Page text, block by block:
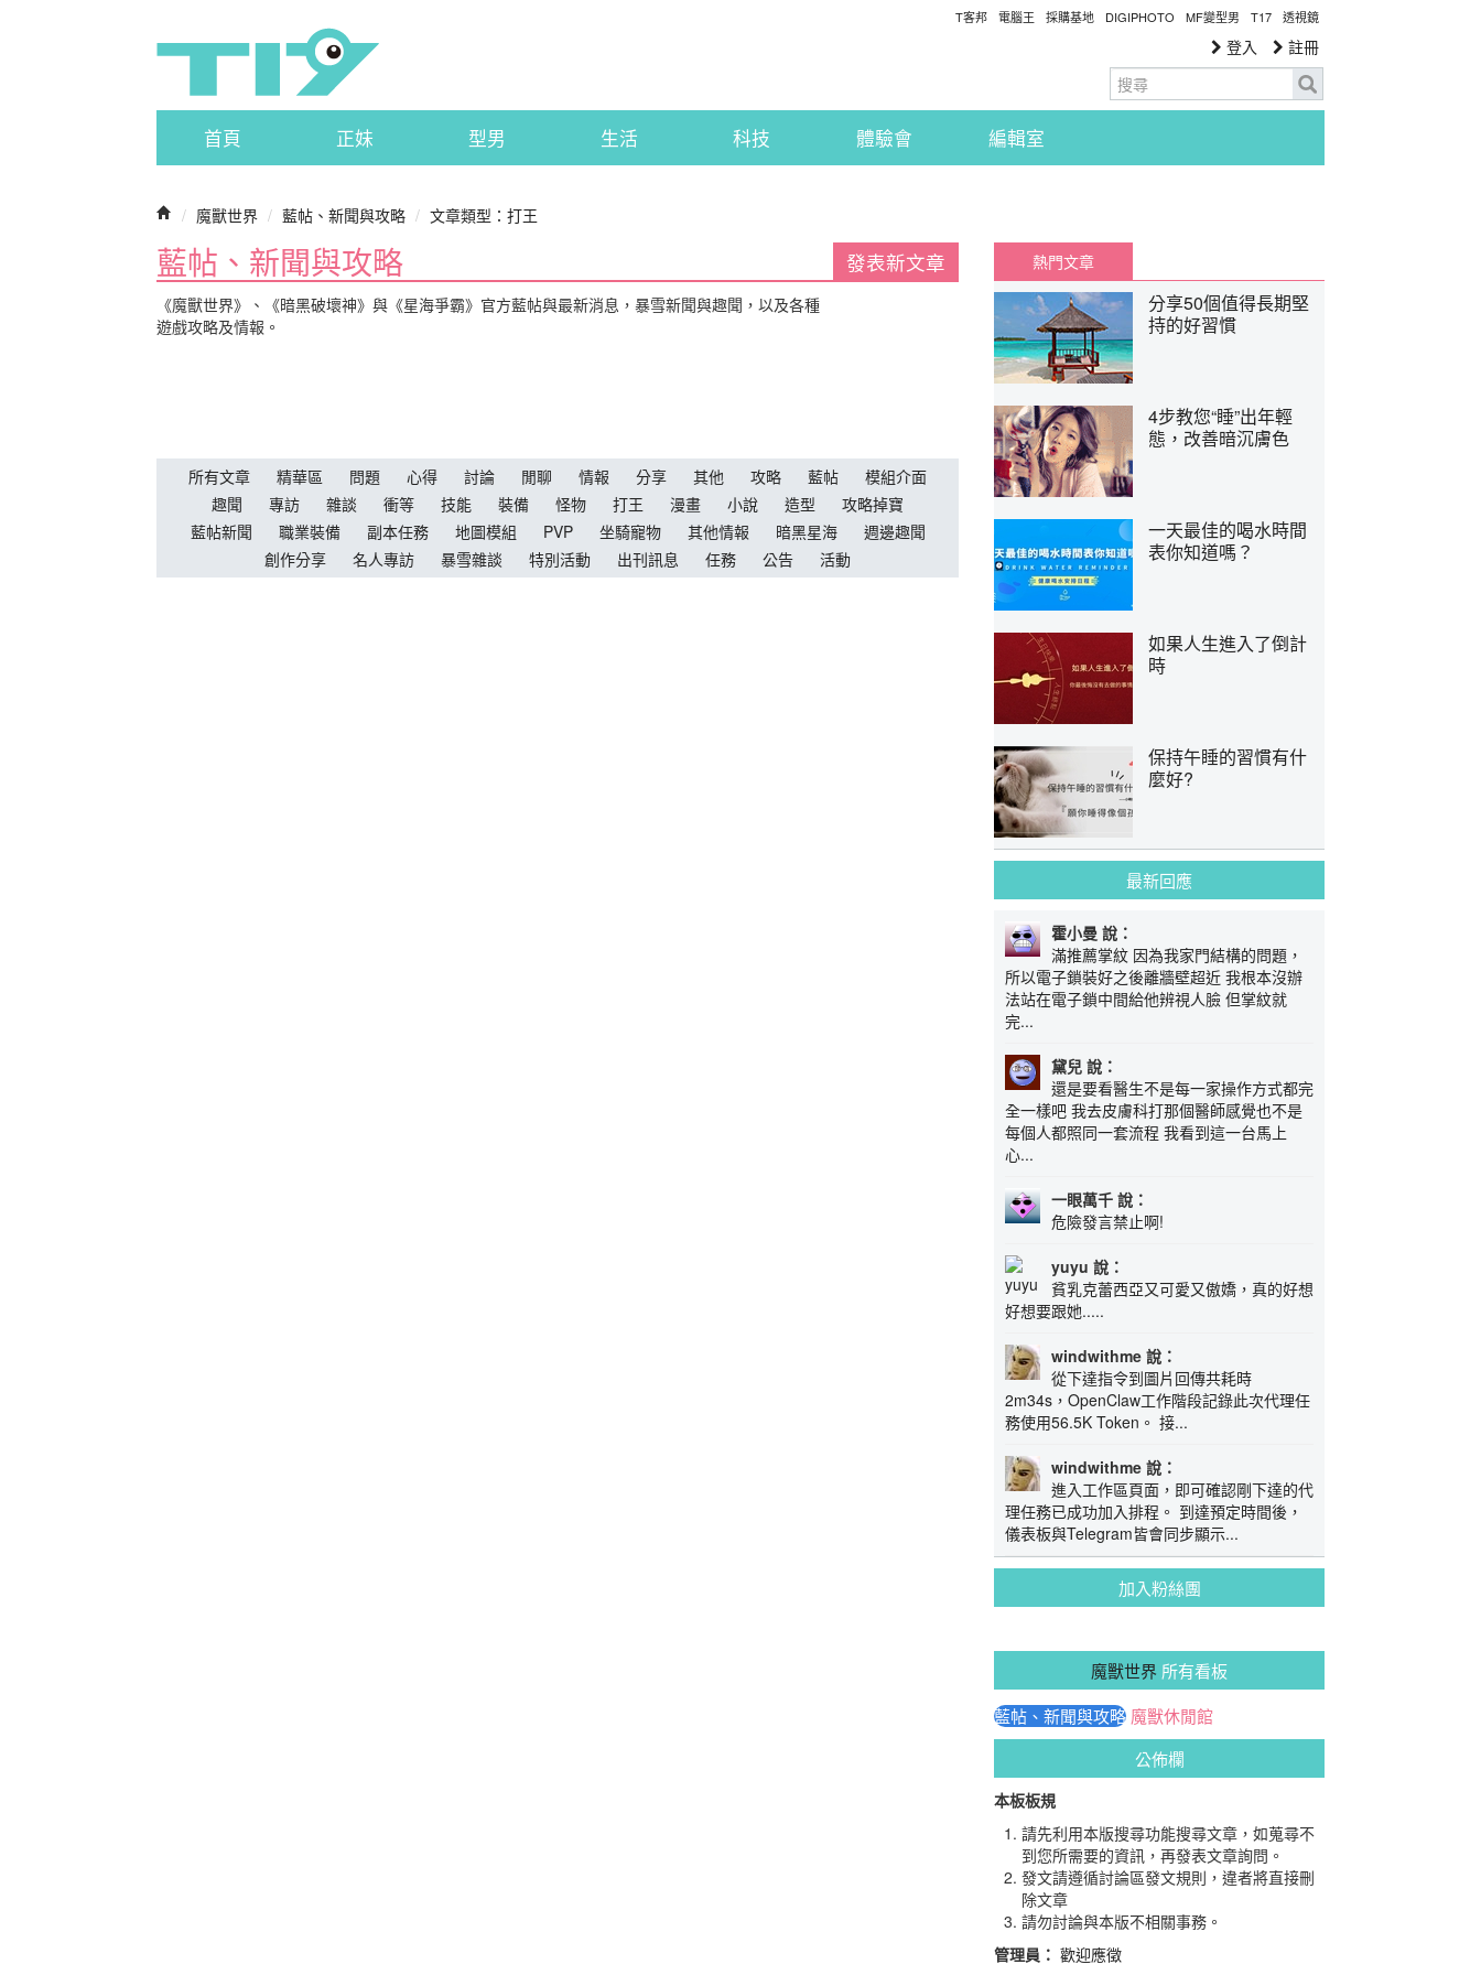
T客邦 電腦王 採購基地 DIGIPHOTO MF變型男 T17 透視鏡
登入 註冊
首頁 正妹 型男 生活 科技 體驗會 編輯室
/ 魔獸世界 / 藍帖、新聞與攻略 / 文章類型：打王
發表新文章
藍帖、新聞與攻略
《魔獸世界》、《暗黑破壞神》與《星海爭霸》官方藍帖與最新消息，暴雪新聞與趣聞，以及各種
遊戲攻略及情報。
所有文章 精華區 問題 心得 討論 閒聊 情報 分享 其他 攻略 藍帖
模組介面
趣聞
專訪 雜談 衝等 技能 裝備 怪物 打王 漫畫 小說 造型
攻略掉寶
藍帖新聞
職業裝備 副本任務 地圖模組 PVP 坐騎寵物 其他情報 暗黑星海
週邊趣聞
創作分享
名人專訪 暴雪雜談 特別活動 出刊訊息 任務 公告 活動
熱門文章
分享50個值得長期堅
持的好習慣
4步教您“睡”出年輕
態，改善暗沉膚色
一天最佳的喝水時間
表你知道嗎？
如果人生進入了倒計
時
保持午睡的習慣有什
麼好?
最新回應
霍小曼 說：
滿推薦掌紋 因為我家門結構的問題，
所以電子鎖裝好之後離牆壁超近 我根本沒辦
法站在電子鎖中間給他辨視人臉 但掌紋就
完...
黛兒 說：
還是要看醫生不是每一家操作方式都完
全一樣吧 我去皮膚科打那個醫師感覺也不是
每個人都照同一套流程 我看到這一台馬上
心...
一眼萬千 說：
危險發言禁止啊!
yuyu 說：
貧乳克蕾西亞又可愛又傲嬌，真的好想
好想要跟她.....
windwithme 說：
從下達指令到圖片回傳共耗時
2m34s，OpenClaw工作階段記錄此次代理任
務使用56.5K Token。 接...
windwithme 說：
進入工作區頁面，即可確認剛下達的代
理任務已成功加入排程。 到達預定時間後，
儀表板與Telegram皆會同步顯示...
加入粉絲團
魔獸世界 所有看板
藍帖、新聞與攻略 魔獸休閒館
公佈欄
本板板規
請先利用本版搜尋功能搜尋文章，如蒐尋不
到您所需要的資訊，再發表文章詢問。
發文請遵循討論區發文規則，違者將直接刪
除文章
請勿討論與本版不相關事務。
管理員： 歡迎應徵